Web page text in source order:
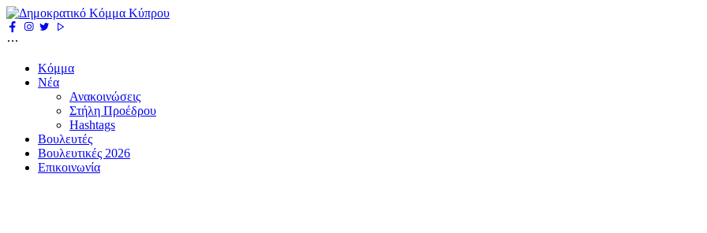
Κόμμα
Νέα
Ανακοινώσεις
Στήλη Προέδρου
Hashtags
Βουλευτές
Βουλευτικές 2026
Επικοινωνία